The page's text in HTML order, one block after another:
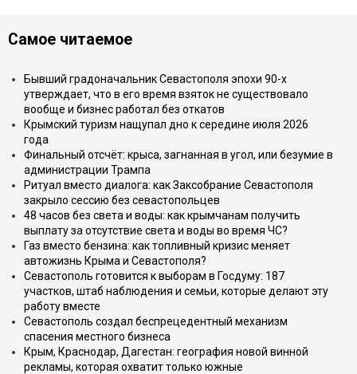
Самое читаемое
Бывший градоначальник Севастополя эпохи 90-х
утверждает, что в его время взяток не существовало
вообще и бизнес работал без откатов
Крымский туризм нащупал дно к середине июля 2026
года
Финальный отсчёт: крыса, загнанная в угол, или безумие в
администрации Трампа
Ритуал вместо диалога: как Заксобрание Севастополя
закрыло сессию без севастопольцев
48 часов без света и воды: как крымчанам получить
выплату за отсутствие света и воды во время ЧС?
Газ вместо бензина: как топливный кризис меняет
автожизнь Крыма и Севастополя?
Севастополь готовится к выборам в Госдуму: 187
участков, штаб наблюдения и семьи, которые делают эту
работу вместе
Севастополь создал беспрецедентный механизм
спасения местного бизнеса
Крым, Краснодар, Дагестан: география новой винной
рекламы, которая охватит только южные